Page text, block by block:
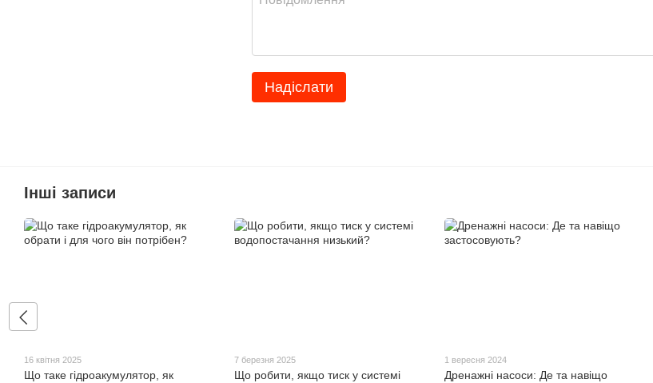
Надіслати
Інші записи
16 квітня 2025
Що таке гідроакумулятор, як
7 березня 2025
Що робити, якщо тиск у системі
1 вересня 2024
Дренажні насоси: Де та навіщо